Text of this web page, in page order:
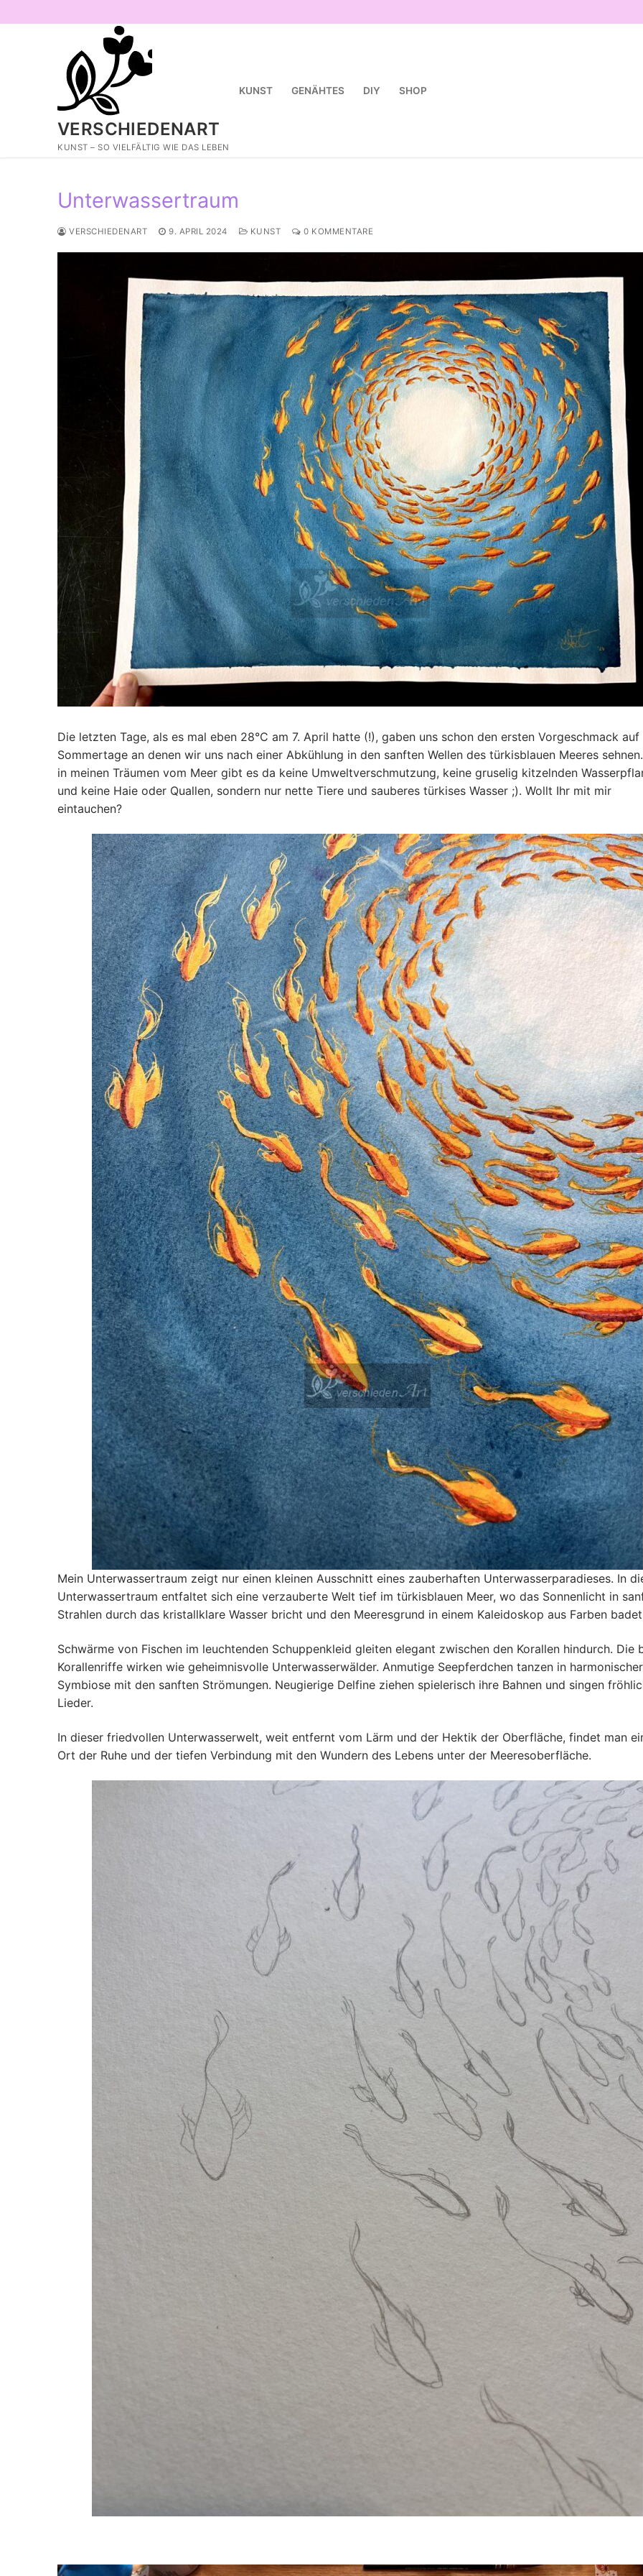
Inhalt
VERSCHIEDENART
KUNST – SO VIELFÄLTIG WIE DAS LEBEN
KUNST GENÄHTES DIY SHOP
Unterwassertraum
VERSCHIEDENART 9. APRIL 2024 KUNST 0 KOMMENTARE
Die letzten Tage, als es mal eben 28°C am 7. April hatte (!), gaben uns schon den ersten Vorgeschmack auf
Sommertage an denen wir uns nach einer Abkühlung in den sanften Wellen des türkisblauen Meeres
in meinen Träumen vom Meer gibt es da keine Umweltverschmutzung, keine gruselig kitzelnden
und keine Haie oder Quallen, sondern nur nette Tiere und sauberes türkises Wasser ;). Wollt Ihr mit mir
eintauchen?
Mein Unterwassertraum zeigt nur einen kleinen Ausschnitt eines zauberhaften Unterwasserparadieses. In
Unterwassertraum entfaltet sich eine verzauberte Welt tief im türkisblauen Meer, wo das Sonnenlicht in
Strahlen durch das kristallklare Wasser bricht und den Meeresgrund in einem Kaleidoskop aus Farben
Schwärme von Fischen im leuchtenden Schuppenkleid gleiten elegant zwischen den Korallen hindurch. Die
Korallenriffe wirken wie geheimnisvolle Unterwasserwälder. Anmutige Seepferdchen tanzen in harmonischer
Symbiose mit den sanften Strömungen. Neugierige Delfine ziehen spielerisch ihre Bahnen und singen
Lieder.
In dieser friedvollen Unterwasserwelt, weit entfernt vom Lärm und der Hektik der Oberfläche, findet man
Ort der Ruhe und der tiefen Verbindung mit den Wundern des Lebens unter der Meeresoberfläche.